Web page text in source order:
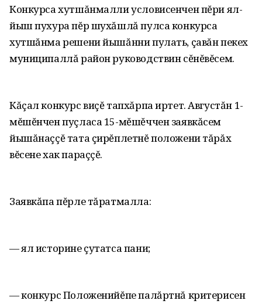
Конкурса хутшăнмалли условисенчен пĕри ял-
йыш пухура пĕр шухăшлă пулса конкурса
хутшăнма решени йышăнни пулать, çавăн пекех
муниципаллă район руководствин сĕнĕвĕсем.
Кăçал конкурс виçĕ тапхăрпа иртет. Августăн 1-
мĕшĕнчен пуçласа 15-мĕшĕччен заявкăсем
йышăнаççĕ тата çирĕплетнĕ положени тăрăх
вĕсене хак параççĕ.
Заявкăпа пĕрле тăратмалла:
— ял историне çутатса пани;
— конкурс Положенийĕпе палăртнă критерисен